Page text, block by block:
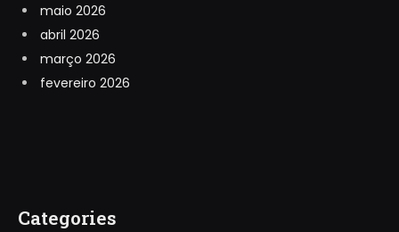
maio 2026
abril 2026
março 2026
fevereiro 2026
Categories